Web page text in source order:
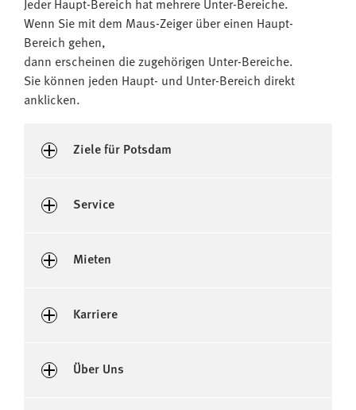
Jeder Haupt-Bereich hat mehrere Unter-Bereiche.
Wenn Sie mit dem Maus-Zeiger über einen Haupt-
Bereich gehen,
dann erscheinen die zugehörigen Unter-Bereiche.
Sie können jeden Haupt- und Unter-Bereich direkt
anklicken.
Ziele für Potsdam
Service
Mieten
Karriere
Über Uns